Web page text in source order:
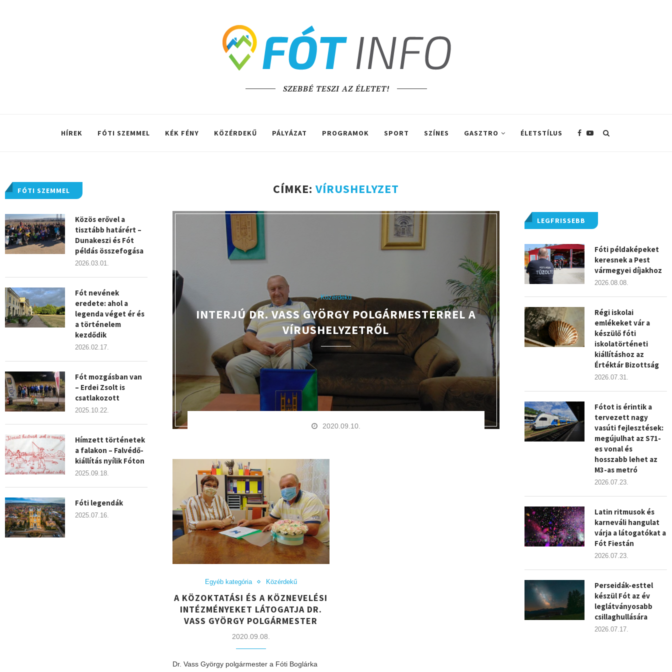
SZEBBÉ TESZI AZ ÉLETET!
HÍREK FÓTI SZEMMEL KÉK FÉNY KÖZÉRDEKŰ PÁLYÁZAT PROGRAMOK SPORT SZÍNES GASZTRO ÉLETSTÍLUS
CÍMKE: VÍRUSHELYZET
Közérdekű
INTERJÚ DR. VASS GYÖRGY POLGÁRMESTERREL A
VÍRUSHELYZETRŐL
2020.09.10.
Egyéb kategória Közérdekű
A KÖZOKTATÁSI ÉS A KÖZNEVELÉSI
INTÉZMÉNYEKET LÁTOGATJA DR.
VASS GYÖRGY POLGÁRMESTER
2020.09.08.
Dr. Vass György polgármester a Fóti Boglárka
LEGFRISSEBB
Fóti példaképeket
keresnek a Pest
vármegyei díjakhoz
2026.08.08.
Régi iskolai
emlékeket vár a
készülő fóti
iskolatörténeti
kiállításhoz az
Értéktár Bizottság
2026.07.31.
Fótot is érintik a
tervezett nagy
vasúti fejlesztések:
megújulhat az S71-
es vonal és
hosszabb lehet az
M3-as metró
2026.07.23.
Latin ritmusok és
karneváli hangulat
várja a látogatókat a
Fót Fiestán
2026.07.23.
Perseidák-esttel
készül Fót az év
leglátványosabb
csillaghullására
2026.07.17.
FÓTI SZEMMEL
Közös erővel a
tisztább határért –
Dunakeszi és Fót
példás összefogása
2026.03.01.
Fót nevének
eredete: ahol a
legenda véget ér és
a történelem
kezdődik
2026.02.17.
Fót mozgásban van
– Erdei Zsolt is
csatlakozott
2025.10.22.
Hímzett történetek
a falakon – Falvédő-
kiállítás nyílik Fóton
2025.09.18.
Fóti legendák
2025.07.16.